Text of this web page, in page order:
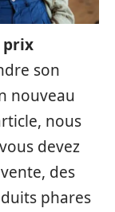
prix
son
nouveau
nous
devez
des
phares